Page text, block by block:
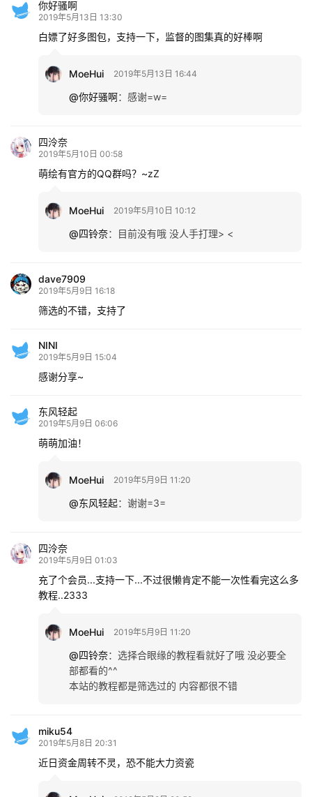
你好骚啊
2019年5月13日 13:30
白嫖了好多图包，支持一下，监督的图集真的好棒啊
MoeHui 2019年5月13日 16:44
@你好骚啊： 感谢=w=
四泠奈
2019年5月10日 00:58
萌绘有官方的QQ群吗？~zZ
MoeHui 2019年5月10日 10:12
@四铃奈： 目前没有哦 没人手打理> <
dave7909
2019年5月9日 16:18
筛选的不错，支持了
NINI
2019年5月9日 15:04
感谢分享~
东风轻起
2019年5月9日 06:06
萌萌加油！
MoeHui 2019年5月9日 11:20
@东风轻起： 谢谢=3=
四泠奈
2019年5月9日 01:03
充了个会员...支持一下...不过很懒肯定不能一次性看完这么多
教程..2333
MoeHui 2019年5月9日 11:20
@四铃奈： 选择合眼缘的教程看就好了哦 没必要全
部都看的^^
本站的教程都是筛选过的 内容都很不错
miku54
2019年5月8日 20:31
近日资金周转不灵，恐不能大力资瓷